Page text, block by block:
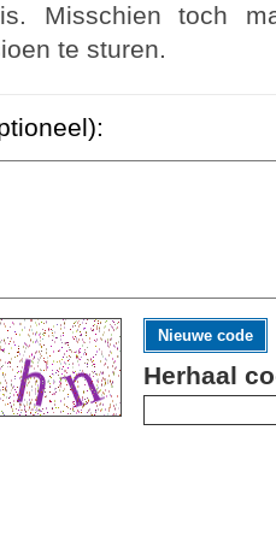
Misschien toch
te sturen.
Nieuwe code
Herhaal